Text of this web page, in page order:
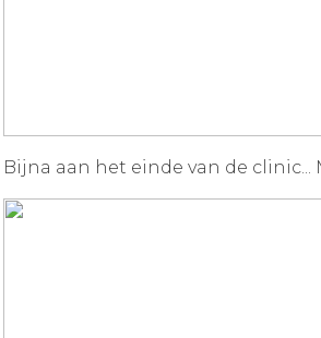
Bijna aan het einde van de clinic...